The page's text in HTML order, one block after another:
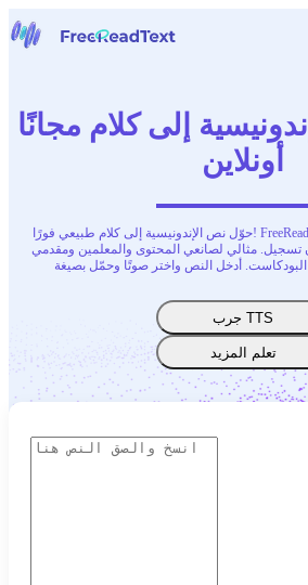
الكلام إلى نص
أدوات
العربية
إلى كلام مجانًا
أونلاين
حوّل نص الإندونيسية إلى كلام طبيعي فورًا! FreeReadText هو مولّد الصوت بالذكاء
تسجيل. مثالي لصانعي المحتوى والمعلمين ومقدمي
جرب TTS
تعلم المزيد